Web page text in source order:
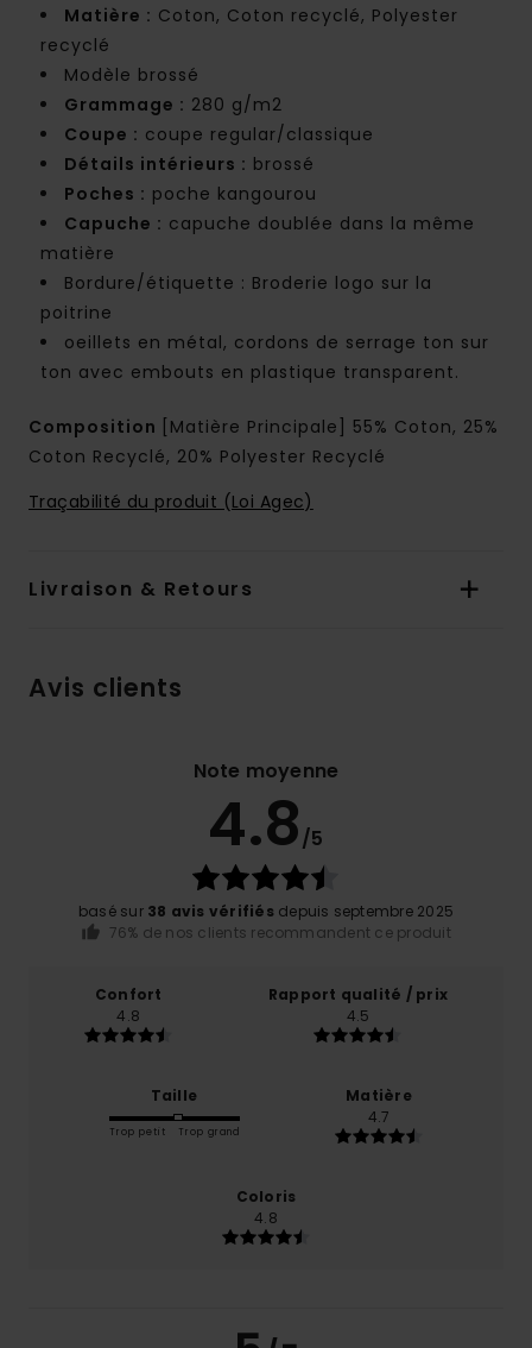
Matière : Coton, Coton recyclé, Polyester
recyclé
Modèle brossé
Grammage : 280 g/m2
Coupe : coupe regular/classique
Détails intérieurs : brossé
Poches : poche kangourou
Capuche : capuche doublée dans la même
matière
Bordure/étiquette : Broderie logo sur la
poitrine
oeillets en métal, cordons de serrage ton sur
ton avec embouts en plastique transparent.
Composition
[Matière Principale] 55% Coton, 25%
Coton Recyclé, 20% Polyester Recyclé
Traçabilité du produit (Loi Agec)
Livraison & Retours
Avis clients
Note moyenne
4.8/5
basé sur 38 avis vérifiés depuis septembre 2025
76% de nos clients recommandent ce produit
Confort
4.8
Rapport qualité / prix
4.5
Taille
Trop petit Trop grand
Matière
4.7
Coloris
4.8